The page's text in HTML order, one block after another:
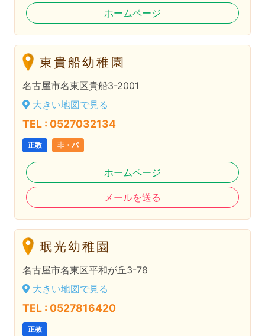
ホームページ
東貴船幼稚園
名古屋市名東区貴船3-2001
大きい地図で見る
TEL : 0527032134
正教 非・パ
ホームページ
メールを送る
珉光幼稚園
名古屋市名東区平和が丘3-78
大きい地図で見る
TEL : 0527816420
正教